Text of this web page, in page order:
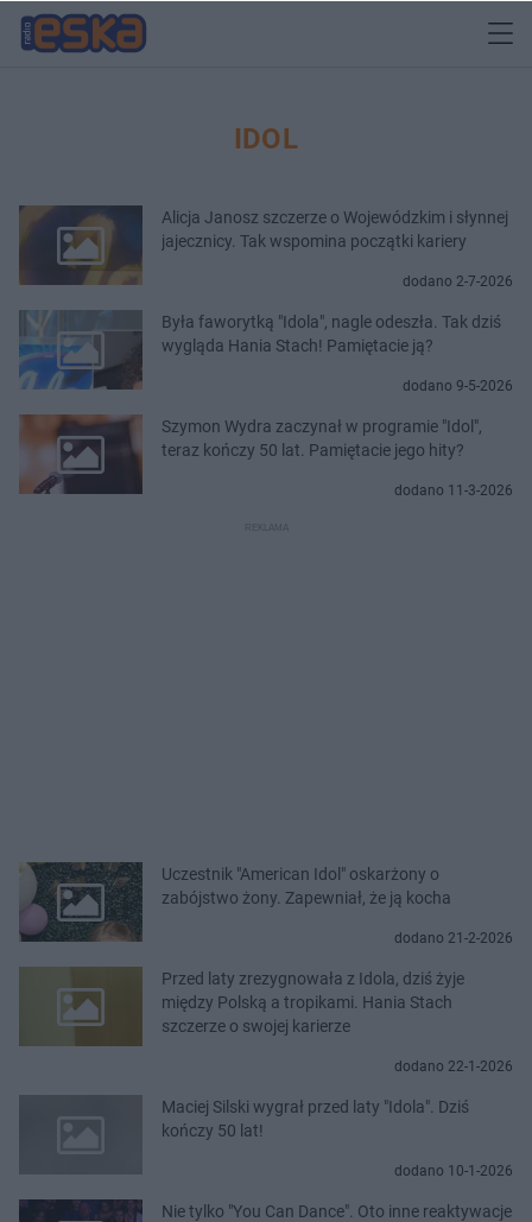
IDOL
Alicja Janosz szczerze o Wojewódzkim i słynnej
jajecznicy. Tak wspomina początki kariery
dodano 2-7-2026
Była faworytką "Idola", nagle odeszła. Tak dziś
wygląda Hania Stach! Pamiętacie ją?
dodano 9-5-2026
Szymon Wydra zaczynał w programie "Idol",
teraz kończy 50 lat. Pamiętacie jego hity?
dodano 11-3-2026
Uczestnik "American Idol" oskarżony o
zabójstwo żony. Zapewniał, że ją kocha
dodano 21-2-2026
Przed laty zrezygnowała z Idola, dziś żyje
między Polską a tropikami. Hania Stach
szczerze o swojej karierze
dodano 22-1-2026
Maciej Silski wygrał przed laty "Idola". Dziś
kończy 50 lat!
dodano 10-1-2026
Nie tylko "You Can Dance". Oto inne reaktywacje